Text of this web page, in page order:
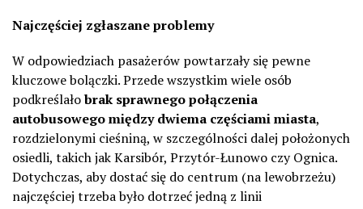
Najczęściej zgłaszane problemy
W odpowiedziach pasażerów powtarzały się pewne
kluczowe bolączki. Przede wszystkim wiele osób
podkreślałobrak sprawnego połączenia
autobusowego między dwiema częściami miasta,
rozdzielonymi cieśniną, w szczególności dalej położonych
osiedli, takich jak Karsibór, Przytór-Łunowo czy Ognica.
Dotychczas, aby dostać się do centrum (na lewobrzeżu)
najczęściej trzeba było dotrzeć jedną z linii